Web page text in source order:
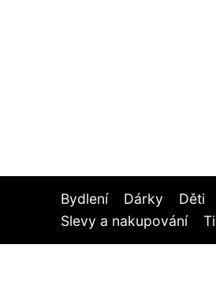
Bydlení Dárky Děti
Slevy a nakupování